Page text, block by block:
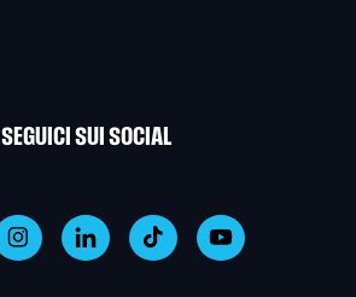
SEGUICI SUI SOCIAL